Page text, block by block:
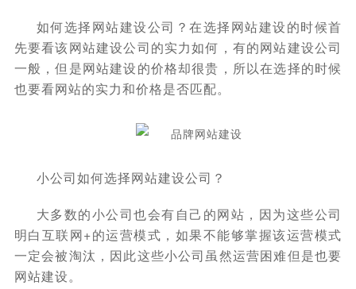
如何选择网站建设公司？在选择网站建设的时候首
先要看该网站建设公司的实力如何，有的网站建设公司
一般，但是网站建设的价格却很贵，所以在选择的时候
也要看网站的实力和价格是否匹配。
小公司如何选择网站建设公司？
大多数的小公司也会有自己的网站，因为这些公司
明白互联网+的运营模式，如果不能够掌握该运营模式
一定会被淘汰，因此这些小公司虽然运营困难但是也要
网站建设。